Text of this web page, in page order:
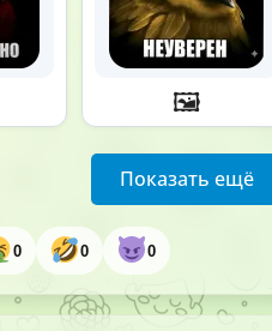
🖼
Показать ещё
0 0 0